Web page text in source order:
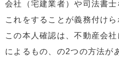
会社（宅建業者）や司法書士
これをすることが義務付けら
この本人確認は、不動産会
によるもの、の2つの方法が